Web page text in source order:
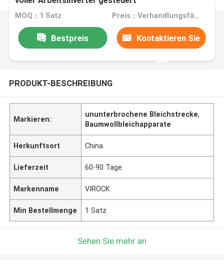
MOQ：1 Satz Preis：Verhandlungsfähig
Bestpreis Kontaktieren Sie
uns
PRODUKT-BESCHREIBUNG
Markieren:
ununterbrochene Bleichstrecke,
Baumwollbleichapparate
Herkunftsort China
Lieferzeit 60-90 Tage
Markenname VIROCK
Min Bestellmenge 1 Satz
Sehen Sie mehr an